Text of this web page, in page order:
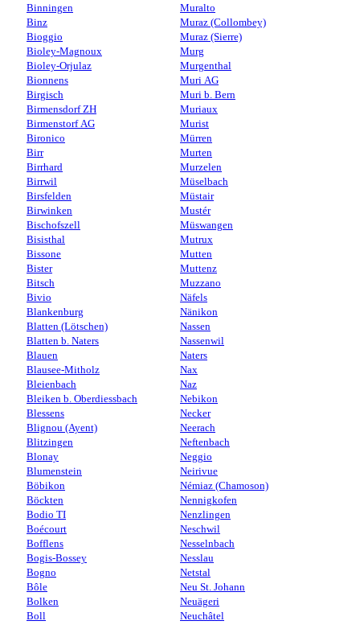
Binningen
Binz
Bioggio
Bioley-Magnoux
Bioley-Orjulaz
Bionnens
Birgisch
Birmensdorf ZH
Birmenstorf AG
Bironico
Birr
Birrhard
Birrwil
Birsfelden
Birwinken
Bischofszell
Bisisthal
Bissone
Bister
Bitsch
Bivio
Blankenburg
Blatten (Lötschen)
Blatten b. Naters
Blauen
Blausee-Mitholz
Bleienbach
Bleiken b. Oberdiessbach
Blessens
Blignou (Ayent)
Blitzingen
Blonay
Blumenstein
Böbikon
Böckten
Bodio TI
Boécourt
Bofflens
Bogis-Bossey
Bogno
Bôle
Bolken
Boll
Muralto
Muraz (Collombey)
Muraz (Sierre)
Murg
Murgenthal
Muri AG
Muri b. Bern
Muriaux
Murist
Mürren
Murten
Murzelen
Müselbach
Müstair
Mustér
Müswangen
Mutrux
Mutten
Muttenz
Muzzano
Näfels
Nänikon
Nassen
Nassenwil
Naters
Nax
Naz
Nebikon
Necker
Neerach
Neftenbach
Neggio
Neirivue
Némiaz (Chamoson)
Nennigkofen
Nenzlingen
Neschwil
Nesselnbach
Nesslau
Netstal
Neu St. Johann
Neuägeri
Neuchâtel